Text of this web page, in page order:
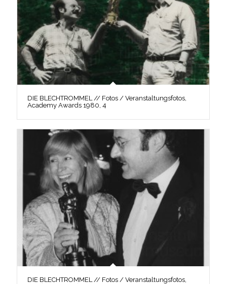
DIE BLECHTROMMEL // Fotos / Veranstaltungsfotos,
Academy Awards 1980, 4
DIE BLECHTROMMEL // Fotos / Veranstaltungsfotos,